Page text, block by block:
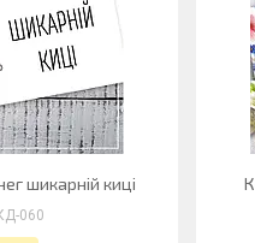
шикарній киці
060